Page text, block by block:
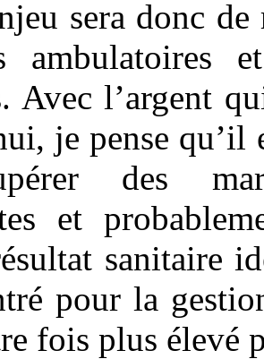
sera donc
ambulatoires
Avec l’argent
je pense qu’il
des
et
sanitaire
pour la
fois plus élevé